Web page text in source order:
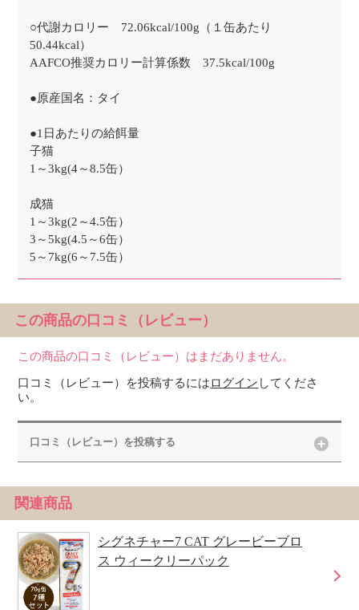
○代謝カロリー 72.06kcal/100g（１缶あたり
50.44kcal）
AAFCO推奨カロリー計算係数 37.5kcal/100g
●原産国名：タイ
●1日あたりの給餌量
子猫
1～3kg(4～8.5缶）
成猫
1～3kg(2～4.5缶）
3～5kg(4.5～6缶）
5～7kg(6～7.5缶）
この商品の口コミ（レビュー）
この商品の口コミ（レビュー）はまだありません。
口コミ（レビュー）を投稿するにはログイン してくださ
い。
口コミ（レビュー）を投稿する
関連商品
シグネチャー7 CAT グレービーブロ
ス ウィークリーパック